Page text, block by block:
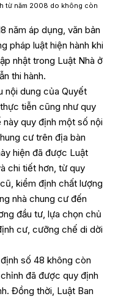
từ năm 2008 do không còn
năm áp dụng, văn bản
pháp luật hiện hành khi
nhật trong Luật Nhà ở
thi hành.
nội dung của Quyết
tiễn cũng như quy
quy định một số nội
cư trên địa bàn
hiện đã được Luật
chi tiết hơn, từ quy
kiểm định chất lượng
nhà chung cư đến
đầu tư, lựa chọn chủ
cư, cưỡng chế di dời
số 48 không còn
đã được quy định
Đồng thời, Luật Ban